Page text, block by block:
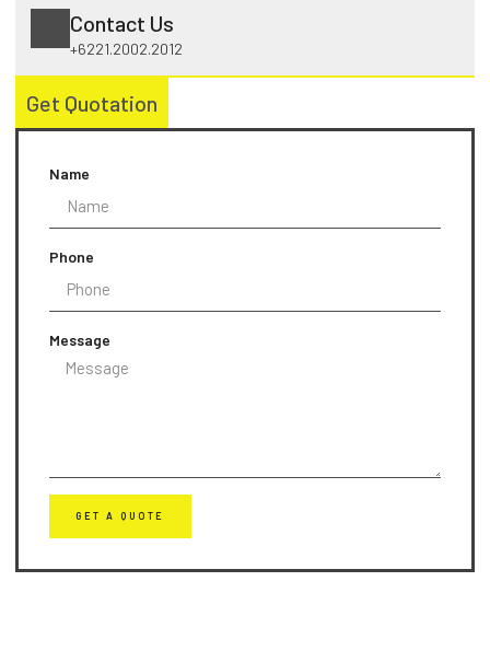
Contact Us
+6221.2002.2012
Get Quotation
Name
Phone
Message
GET A QUOTE